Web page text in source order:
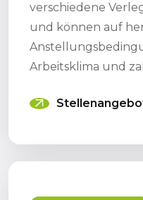
verschiedene
und können auf
Arbeitsklima und